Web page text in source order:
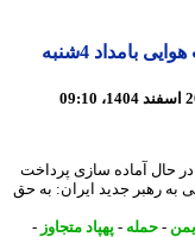
آسیب به ساختمان یک بانک در حملات هوایی بامداد 4شنبه
آماده سازی پرداخت
پیام کره شمالی به رهبر جدید ایران: به حق
-حمله-پهپاد متجاوز-